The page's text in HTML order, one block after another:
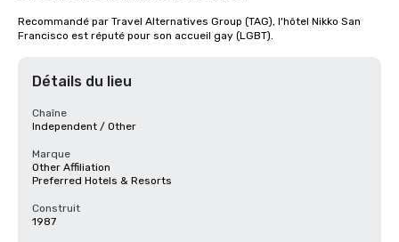
Recommandé par Travel Alternatives Group (TAG), l'hôtel Nikko San
Francisco est réputé pour son accueil gay (LGBT).
Détails du lieu
Chaîne
Independent / Other
Marque
Other Affiliation
Preferred Hotels & Resorts
Construit
1987